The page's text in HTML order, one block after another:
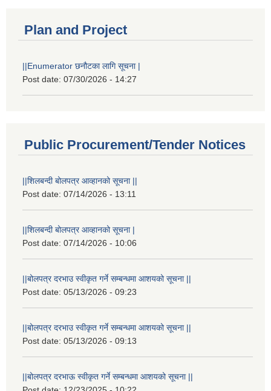
Plan and Project
||Enumerator छनौटका लागि सूचना |
Post date: 07/30/2026 - 14:27
Public Procurement/Tender Notices
||शिलबन्दी बोलपत्र आव्हानको सूचना ||
Post date: 07/14/2026 - 13:11
||शिलबन्दी बोलपत्र आव्हानको सूचना |
Post date: 07/14/2026 - 10:06
||बोलपत्र दरभाउ स्वीकृत गर्ने सम्बन्धमा आशयको सूचना ||
Post date: 05/13/2026 - 09:23
||बोलपत्र दरभाउ स्वीकृत गर्ने सम्बन्धमा आशयको सूचना ||
Post date: 05/13/2026 - 09:13
||बोलपत्र दरभाऊ स्वीकृत गर्ने सम्बन्धमा आशयको सूचना ||